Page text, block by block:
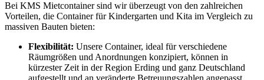
Bei KMS Mietcontainer sind wir überzeugt von den zahlreichen
Vorteilen, die Container für Kindergarten und Kita im Vergleich zu
massiven Bauten bieten:
Flexibilität: Unsere Container, ideal für verschiedene
Räumgrößen und Anordnungen konzipiert, können in
kürzester Zeit in der Region Erding und ganz Deutschland